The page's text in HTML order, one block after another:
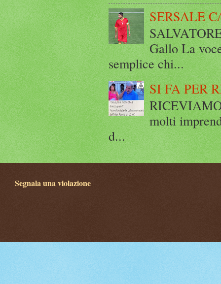
SERSALE
Gallo La
semplice chi...
SI FA PER
molti
d...
Segnala una violazione